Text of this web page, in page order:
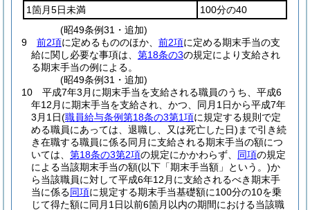
1箇月5日未満
100分の40
(昭49条例31・追加)
9
前2項に定めるもののほか、 前2項に定める期末手当の支
給に関し必要な事項は、 第18条の3の規定により支給され
る期末手当の例による。
(昭49条例31・追加)
10
平成7年3月に期末手当を支給される職員のうち、平成6
年12月に期末手当を支給され、かつ、同月1日から平成7年
3月1日(職員給与条例第18条の3第1項に規定する規則で定
める職員にあっては、退職し、又は死亡した日) まで引き続
き在職する職員に係る同月に支給される期末手当の額につ
いては、 第18条の3第2項の規定にかかわらず、 同項の規定
による当該期末手当の額(以下「期末手当額」という。)か
ら当該職員に対して平成6年12月に支給されるべき期末手
当に係る同項に規定する期末手当基礎額に100分の10を乗
じて得た額に同月1日以前6箇月以内の期間における当該職